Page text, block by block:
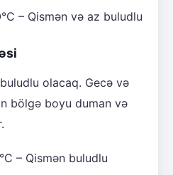
– Qismən və az buludlu
olacaq. Gecə və
bölgə boyu duman və
– Qismən buludlu